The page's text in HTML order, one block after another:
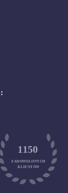
1150
ZADOWOLONYCH
KLIENTÓW